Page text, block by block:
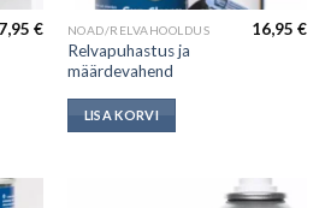
€ NOAD/RELVAHOOLDUS
Relvapuhastus ja
määrdevahend
16,95€
LISA KORVI